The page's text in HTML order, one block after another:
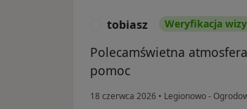
tobiasz Weryfikacja
Polecamświetna
pomoc
18 czerwca 2026 • Legionowo -